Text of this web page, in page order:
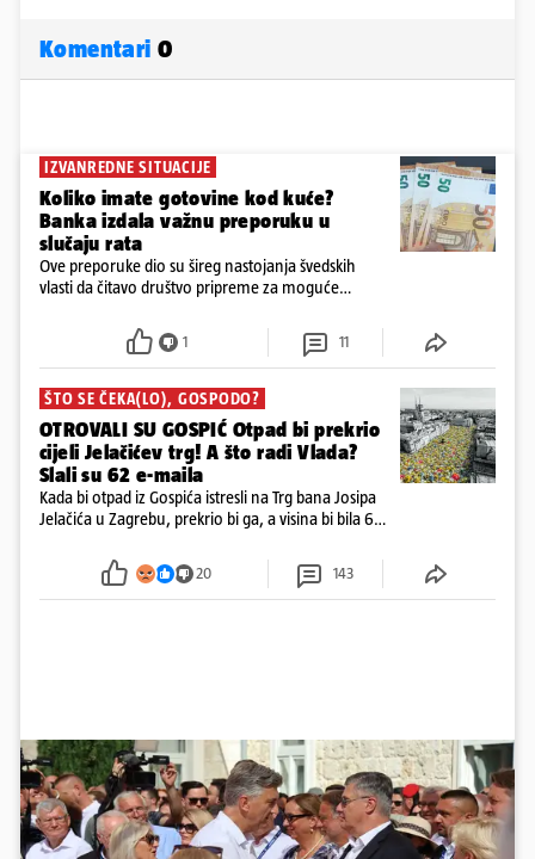
Komentari 0
IZVANREDNE SITUACIJE
Koliko imate gotovine kod kuće?
Banka izdala važnu preporuku u
slučaju rata
Ove preporuke dio su šireg nastojanja švedskih
vlasti da čitavo društvo pripreme za moguće
1 11
ŠTO SE ČEKA(LO), GOSPODO?
OTROVALI SU GOSPIĆ Otpad bi prekrio
cijeli Jelačićev trg! A što radi Vlada?
Slali su 62 e-maila
Kada bi otpad iz Gospića istresli na Trg bana Josipa
Jelačića u Zagrebu, prekrio bi ga, a visina bi bila 6
Kada bi slagali jednu na drugu, visina bi bila kao
2600 katedrala
20 143